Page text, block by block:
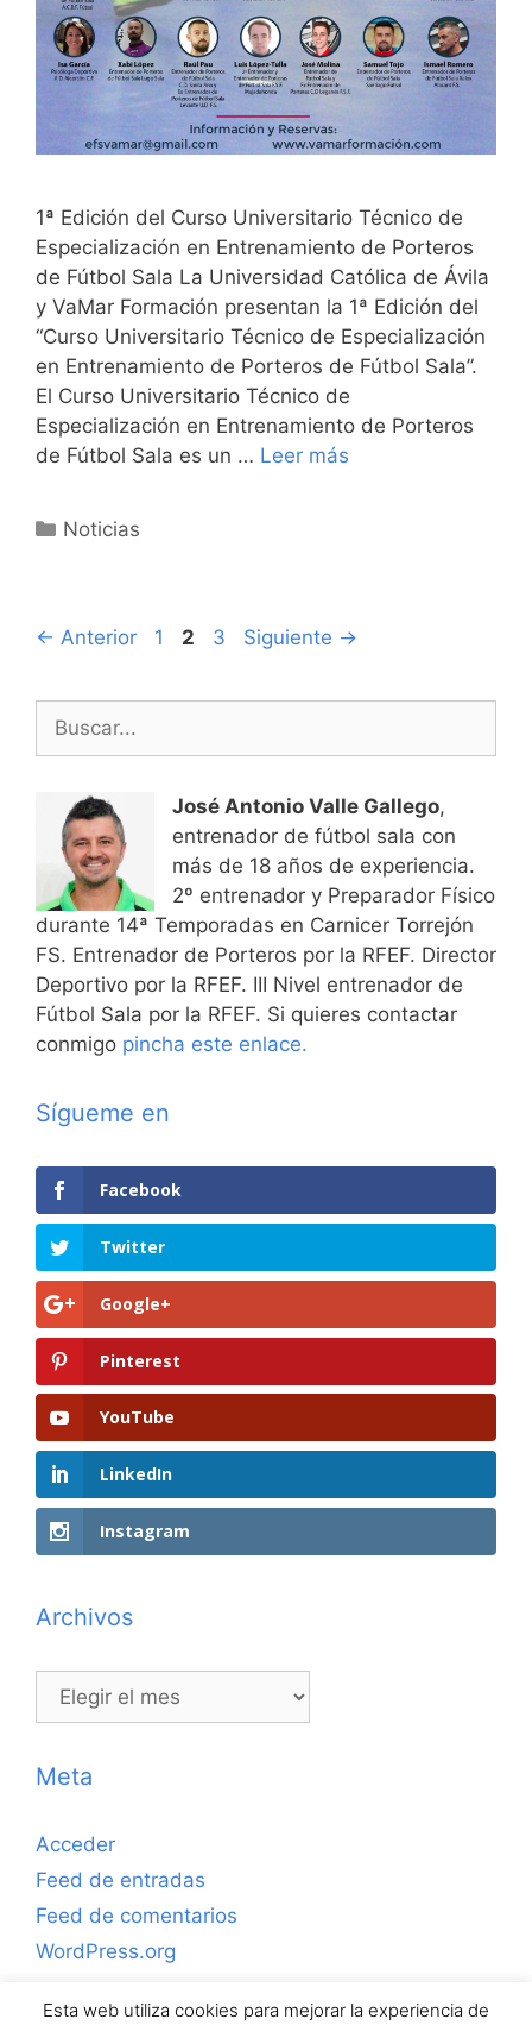
1ª Edición del Curso Universitario Técnico de
Especialización en Entrenamiento de Porteros
de Fútbol Sala La Universidad Católica de Ávila
y VaMar Formación presentan la 1ª Edición del
“Curso Universitario Técnico de Especialización
en Entrenamiento de Porteros de Fútbol Sala”.
El Curso Universitario Técnico de
Especialización en Entrenamiento de Porteros
de Fútbol Sala es un … Leer más
Categorías
Noticias
Navegación
entradas
← Anterior Página
1 Página
2 Página
3 Siguiente →
Buscar:
José Antonio Valle Gallego,
entrenador de fútbol sala con
más de 18 años de experiencia.
2º entrenador y Preparador Físico
durante 14ª Temporadas en Carnicer Torrejón
FS. Entrenador de Porteros por la RFEF. Director
Deportivo por la RFEF. III Nivel entrenador de
Fútbol Sala por la RFEF. Si quieres contactar
conmigo pincha este enlace.
Sígueme en
Facebook
Twitter
Google+
Pinterest
YouTube
LinkedIn
Instagram
Archivos
Archivos
Meta
Acceder
Feed de entradas
Feed de comentarios
WordPress.org
Esta web utiliza cookies para mejorar la experiencia de